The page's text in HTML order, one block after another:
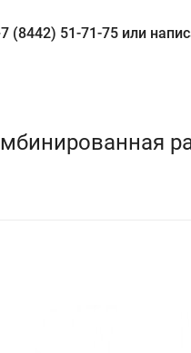
51-71-75 или